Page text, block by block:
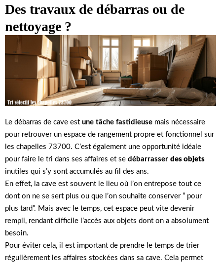
Des travaux de débarras ou de
nettoyage ?
Le débarras de cave est une tâche fastidieuse mais nécessaire
pour retrouver un espace de rangement propre et fonctionnel sur
les chapelles 73700. C’est également une opportunité idéale
pour faire le tri dans ses affaires et se débarrasser des objets
inutiles qui s’y sont accumulés au fil des ans.
En effet, la cave est souvent le lieu où l’on entrepose tout ce
dont on ne se sert plus ou que l’on souhaite conserver ” pour
plus tard”. Mais avec le temps, cet espace peut vite devenir
rempli, rendant difficile l’accès aux objets dont on a absolument
besoin.
Pour éviter cela, il est important de prendre le temps de trier
régulièrement les affaires stockées dans sa cave. Cela permet